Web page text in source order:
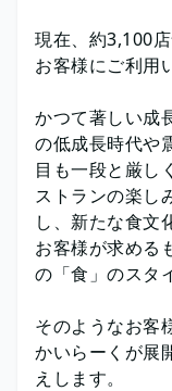
現在、約3,100
お客様にご利用
かつて著しい成
の低成長時代や
目も一段と厳し
ストランの楽し
し、新たな食文
お客様が求める
の「食」のスタ
そのようなお客
かいらーくが展
えします。